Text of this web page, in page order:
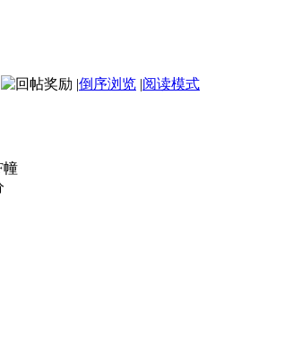
|倒序浏览 |阅读模式
幢